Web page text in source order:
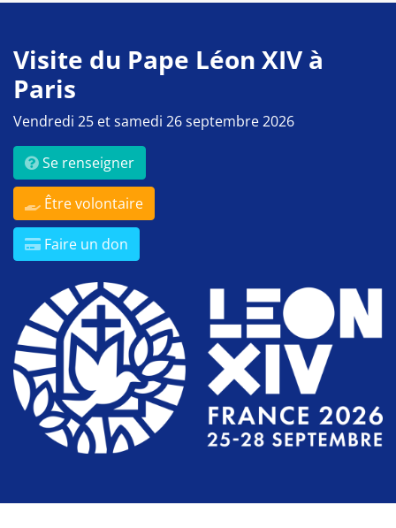
Visite du Pape Léon XIV à
Paris
Vendredi 25 et samedi 26 septembre 2026
Se renseigner
Être volontaire
Faire un don